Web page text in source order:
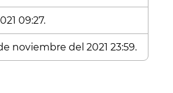
09:27.
noviembre del 2021 23:59.